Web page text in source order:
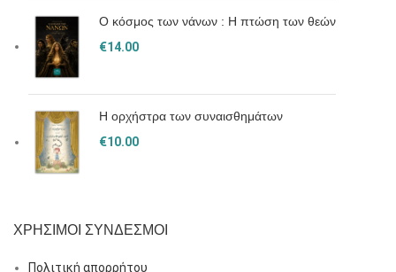
Ο κόσμος των νάνων : Η πτώση των θεών
€14.00
Η ορχήστρα των συναισθημάτων
€10.00
ΧΡΗΣΙΜΟΙ ΣΥΝΔΕΣΜΟΙ
Πολιτική απορρήτου